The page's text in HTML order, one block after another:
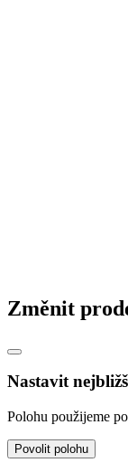
Změnit
Nastavit
Polohu použijeme
Povolit polohu